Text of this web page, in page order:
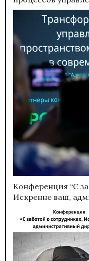
Конференция “С
Искренне ваш,